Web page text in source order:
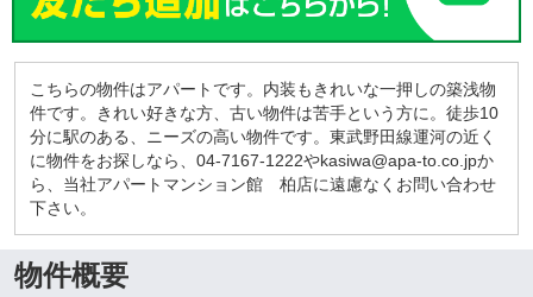
こちらの物件はアパートです。内装もきれいな一押しの築浅物
件です。きれい好きな方、古い物件は苦手という方に。徒歩10
分に駅のある、ニーズの高い物件です。東武野田線運河の近く
に物件をお探しなら、04-7167-1222やkasiwa@apa-to.co.jpか
ら、当社アパートマンション館 柏店に遠慮なくお問い合わせ
下さい。
物件概要